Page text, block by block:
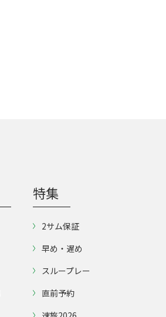
特集
2サム保証
早め・遅め
スループレー
直前予約